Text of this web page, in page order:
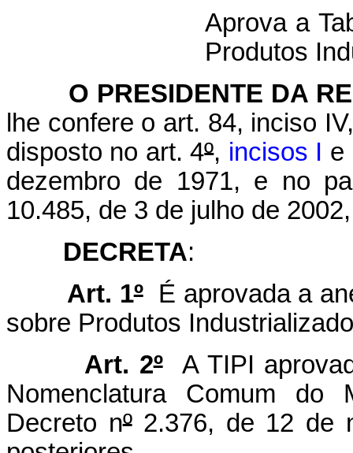
Aprova a
Produtos
O PRESIDENTE DA
lhe confere o art. 84, inciso
disposto no art. 4º, incisos I e
dezembro de 1971, e no
10.485, de 3 de julho de 2002,
DECRETA:
Art. 1º É aprovada a
sobre Produtos
Art. 2º
A TIPI
Nomenclatura Comum do
Decreto nº2.376, de 12 de